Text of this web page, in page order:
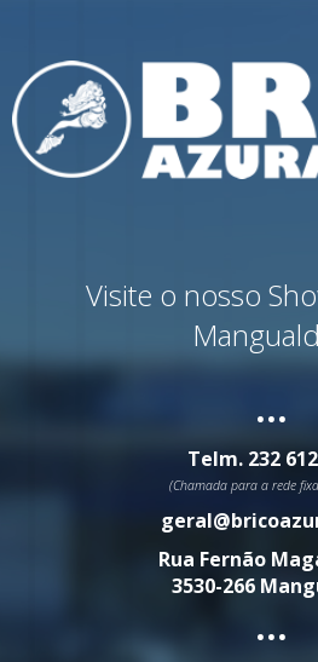
Visite o nosso
...
Telm. 232
(Chamada para a rede
Rua Fernão
3530-266
...